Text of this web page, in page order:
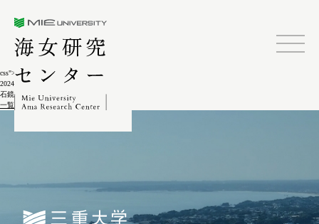
css">
2024.02.04
石鏡木村弁助宅出土鯨骨5-5-2
一覧に戻る
三重大学海女研究センター